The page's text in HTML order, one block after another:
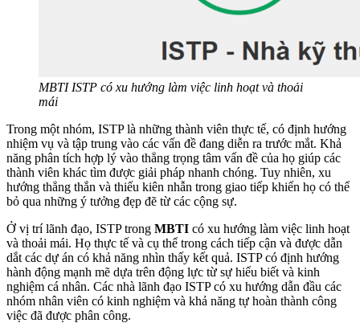
MBTI ISTP có xu hướng làm việc linh hoạt và thoải
mái
Trong một nhóm, ISTP là những thành viên thực tế, có định hướng
nhiệm vụ và tập trung vào các vấn đề đang diễn ra trước mắt. Khả
năng phân tích hợp lý vào thẳng trọng tâm vấn đề của họ giúp các
thành viên khác tìm được giải pháp nhanh chóng. Tuy nhiên, xu
hướng thẳng thắn và thiếu kiên nhẫn trong giao tiếp khiến họ có thể
bỏ qua những ý tưởng đẹp đẽ từ các cộng sự.
Ở vị trí lãnh đạo, ISTP trong MBTI có xu hướng làm việc linh hoạt
và thoải mái. Họ thực tế và cụ thể trong cách tiếp cận và được dẫn
dắt các dự án có khả năng nhìn thấy kết quả. ISTP có định hướng
hành động mạnh mẽ dựa trên động lực từ sự hiểu biết và kinh
nghiệm cá nhân. Các nhà lãnh đạo ISTP có xu hướng dẫn đầu các
nhóm nhân viên có kinh nghiệm và khả năng tự hoàn thành công
việc đã được phân công.